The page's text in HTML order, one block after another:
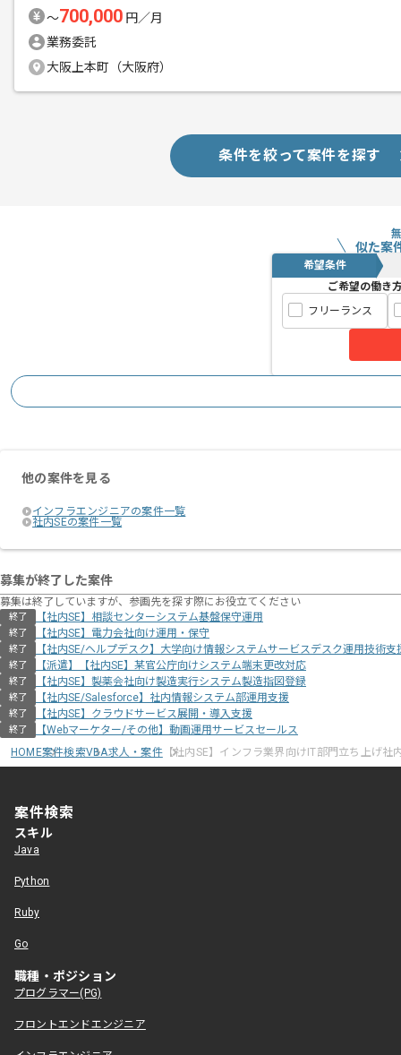
〜700,000 円／月
業務委託
大阪上本町（大阪府）
条件を絞って案件を探す
似た案
希望条件
ご希望の働き
フリーランス
他の案件を見る
インフラエンジニアの案件一覧
社内SEの案件一覧
募集が終了した案件
募集は終了していますが、参画先を探す際にお役立てください
終了 【社内SE】相談センターシステム基盤保守運用
終了 【社内SE】電力会社向け運用・保守
終了 【社内SE/ヘルプデスク】大学向け情報システムサービスデスク運用技術
終了 【派遣】【社内SE】某官公庁向けシステム端末更改対応
終了 【社内SE】製薬会社向け製造実行システム製造指図登録
終了 【社内SE/Salesforce】社内情報システム部運用支援
終了 【社内SE】クラウドサービス展開・導入支援
終了
【Webマーケター/その他】動画運用サービスセールス
HOME案件検索VBA求人・案件【社内SE】インフラ業界向けIT部門立ち上げ社
案件検索
スキル
Java
Python
Ruby
Go
職種・ポジション
プログラマー(PG)
フロントエンドエンジニア